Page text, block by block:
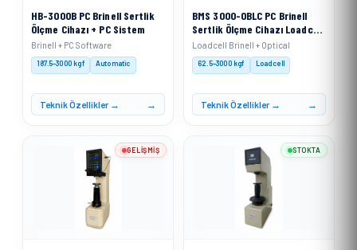
HB-3000B PC Brinell Sertlik
Ölçme Cihazı + PC Sistem
Brinell + PC Software
187.5–3000 kgf Automatic
Teknik Özellikler →
BMS 3000-OBLC PC Brinell
Sertlik Ölçme Cihazı Loadcell
Sistemli + PC
Loadcell Brinell + Optical
62.5–3000 kgf Loadcell
Teknik Özellikler →
GELIŞMIŞ STOKTA